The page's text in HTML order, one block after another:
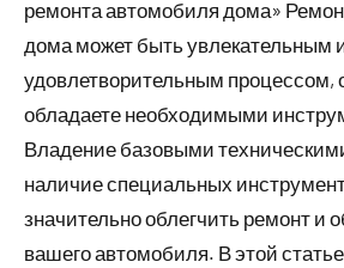
ремонта автомобиля дома»
дома может быть увлекательным
удовлетворительным процессом,
обладаете необходимыми
Владение базовыми
наличие специальных
значительно облегчить ремонт и
вашего автомобиля. В этой